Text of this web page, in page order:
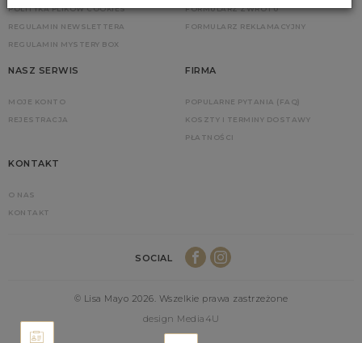
POLITYKA PLIKÓW COOKIES
REGULAMIN NEWSLETTERA
REGULAMIN MYSTERY BOX
FORMULARZ ZWROTU
FORMULARZ REKLAMACYJNY
NASZ SERWIS
MOJE KONTO
REJESTRACJA
FIRMA
POPULARNE PYTANIA (FAQ)
KOSZTY I TERMINY DOSTAWY
PŁATNOŚCI
KONTAKT
O NAS
KONTAKT
SOCIAL
© Lisa Mayo 2026. Wszelkie prawa zastrzeżone
design Media4U